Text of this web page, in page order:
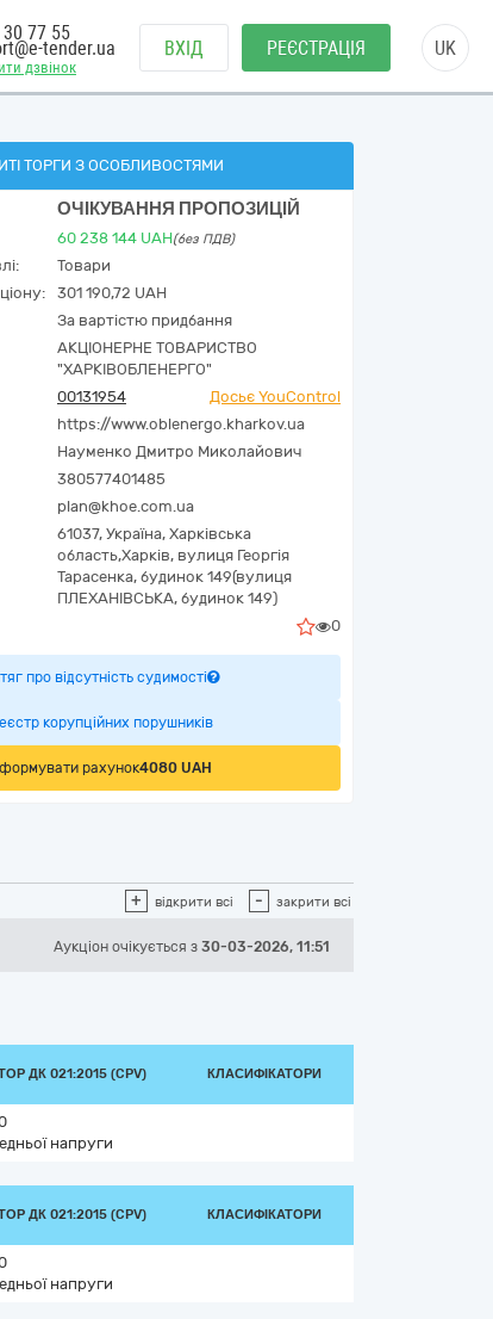
дзвінок
77 55
tender.ua ВХІД РЕЄСТРАЦІЯ UK
ТОРГИ З ОСОБЛИВОСТЯМИ
ОЧІКУВАННЯ ПРОПОЗИЦІЙ
60 238 144 UAH(без ПДВ)
Товари
301 190,72 UAH
За вартістю придбання
АКЦІОНЕРНЕ ТОВАРИСТВО
"ХАРКІВОБЛЕНЕРГО"
00131954
Досьє YouControl
https://www.oblenergo.kharkov.ua
Науменко Дмитро Миколайович
380577401485
plan@khoe.com.ua
61037, Україна, Харківська
область,Харків, вулиця Георгія
Тарасенка, будинок 149(вулиця
ПЛЕХАНІВСЬКА, будинок 149)
0
про відсутність судимості
корупційних порушників
рахунок4080 UAH
+ відкрити всі - закрити всі
Аукціон очікується з 30-03-2026, 11:51
ДК 021:2015 (CPV) КЛАСИФІКАТОРИ
напруги
ДК 021:2015 (CPV) КЛАСИФІКАТОРИ
напруги